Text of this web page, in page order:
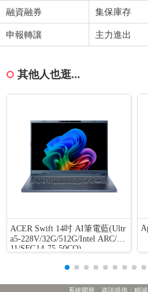
融資融券 集保庫存
申報轉讓 主力進出
其他人也逛...
ACER Swift 14吋 AI筆電藍(Ultr
a5-228V/32G/512G/Intel ARC/W
11/SFG14-75-50CQ)
系統開發、資訊提供：精